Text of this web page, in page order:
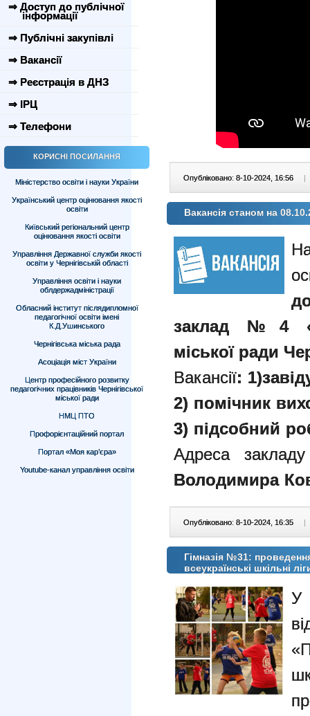
⇒ Доступ до публічної
інформації
⇒ Публічні закупівлі
⇒ Вакансії
⇒ Реєстрація в ДНЗ
⇒ ІРЦ
⇒ Телефони
КОРИСНІ ПОСИЛАННЯ
Міністерство освіти і науки України
Український центр оцінювання якості
освіти
Київський регіональний центр
оцінювання якості освіти
Управління Державної служби якості
освіти у Чернігівській області
Управління освіти і науки
облдержадміністрації
Обласний інститут післядипломної
педагогічної освіти імені
К.Д.Ушинського
Чернігівська міська рада
Асоціація міст України
Центр професійного розвитку
педагогічних працівників Чернігівської
міської ради
НМЦ ПТО
Профорієнтаційний портал
Портал «Моя кар’єра»
Youtube-канал управління освіти
Опубліковано: 8-10-2024, 16:56 |
Вакансія станом на
заклад №4
міської ради
Вакансії:
2) помічник
3) підсобний
Адреса
Володимира
Опубліковано: 8-10-2024, 16:35 |
Гімназія №31:
всеукраїнські шкільні
У